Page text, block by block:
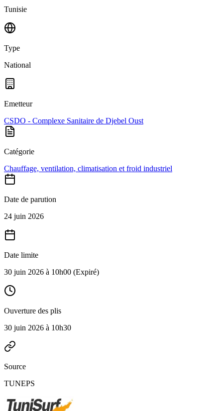
Tunisie
Type
National
Emetteur
CSDO - Complexe Sanitaire de Djebel Oust
Catégorie
Chauffage, ventilation, climatisation et froid industriel
Date de parution
24 juin 2026
Date limite
30 juin 2026 à 10h00 (Expiré)
Ouverture des plis
30 juin 2026 à 10h30
Source
TUNEPS